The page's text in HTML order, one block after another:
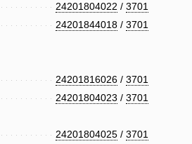
24201804022 / 3701
24201844018 / 3701
24201816026 / 3701
24201804023 / 3701
24201804025 / 3701